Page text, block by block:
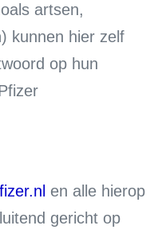
artsen,
kunnen hier zelf
op hun
en alle hierop
gericht op